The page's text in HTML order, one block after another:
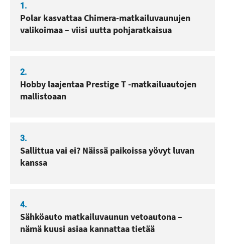
1.
Polar kasvattaa Chimera-matkailuvaunujen
valikoimaa – viisi uutta pohjaratkaisua
2.
Hobby laajentaa Prestige T -matkailuautojen
mallistoaan
3.
Sallittua vai ei? Näissä paikoissa yövyt luvan
kanssa
4.
Sähköauto matkailuvaunun vetoautona –
nämä kuusi asiaa kannattaa tietää